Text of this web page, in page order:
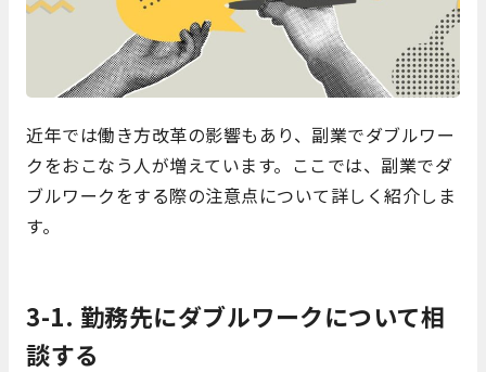
近年では働き方改革の影響もあり、副業でダブルワー
クをおこなう人が増えています。ここでは、副業でダ
ブルワークをする際の注意点について詳しく紹介しま
す。
3-1. 勤務先にダブルワークについて相
談する